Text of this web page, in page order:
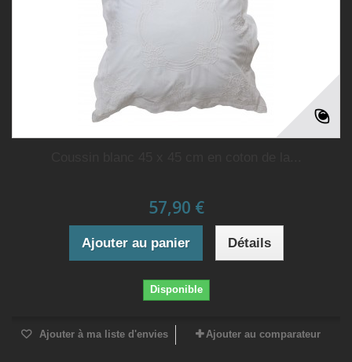
57,90 €
Ajouter au panier Détails
Disponible
Ajouter à ma liste d'envies Ajouter au comparateur